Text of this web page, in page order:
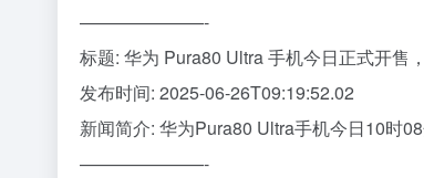
———————-
标题: 华为 Pura80 Ultra 手机今日正式开售
发布时间: 2025-06-26T09:19:52.02
新闻简介: 华为Pura80 Ultra手机今日10时
———————-